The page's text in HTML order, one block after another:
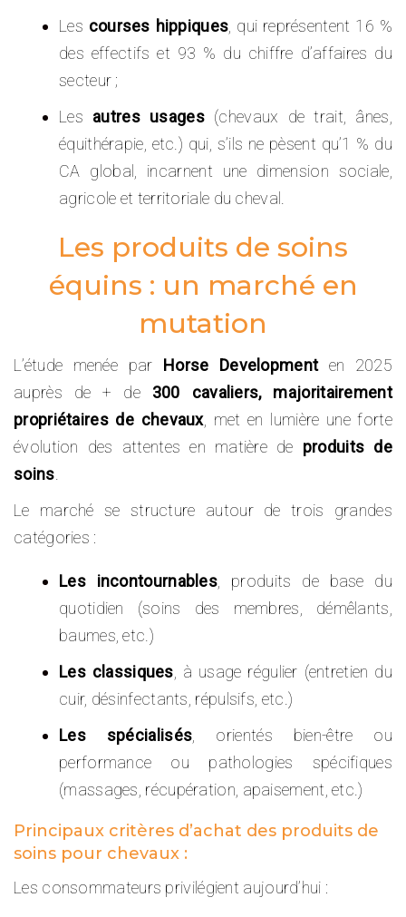
Les courses hippiques , qui représentent 16 %
des effectifs et 93 % du chiffre d’affaires du
secteur ;
Les autres usages(chevaux de trait, ânes,
équithérapie, etc.) qui, s’ils ne pèsent qu’1 % du
CA global, incarnent une dimension sociale,
agricole et territoriale du cheval.
Les produits de soins
équins : un marché en
mutation
L’étude menée par Horse Developmenten 2025
auprès de + de 300 cavaliers, majoritairement
propriétaires de chevaux, met en lumière une forte
évolution des attentes en matière de produits de
soins
Le marché se structure autour de trois grandes
catégories :
Les incontournables , produits de base du
quotidien (soins des membres, démêlants,
baumes, etc.)
Les classiques , à usage régulier (entretien du
cuir, désinfectants, répulsifs, etc.)
Les spécialisés , orientés bien-être ou
performance ou pathologies spécifiques
(massages, récupération, apaisement, etc.)
Principaux critères d’achat des produits de
soins pour chevaux :
Les consommateurs privilégient aujourd’hui :